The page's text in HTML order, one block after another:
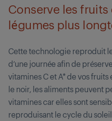
Conserve les fruits
légumes plus
Cette technologie reproduit
d’une journée afin de
vitamines C et A* de vos
le noir, les aliments peuvent
vitamines car elles sont
reproduisant le cycle du